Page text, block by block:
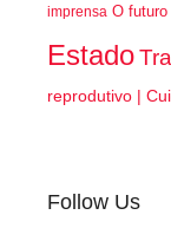
imprensa O futuro
Estado
reprodutivo |
Follow Us